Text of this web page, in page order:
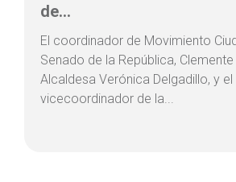
de...
El coordinador de Movimiento
Senado de la República,
Alcaldesa Verónica Delgadillo, y el
vicecoordinador de la...